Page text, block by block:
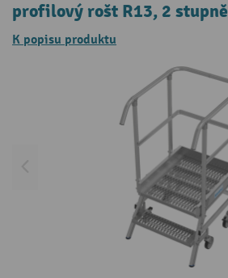
profilový rošt R13, 2 stupně
K popisu produktu